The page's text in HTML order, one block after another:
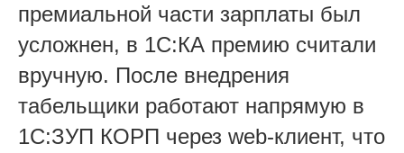
премиальной части зарплаты был
усложнен, в 1С:КА премию считали
вручную. После внедрения
табельщики работают напрямую в
1С:ЗУП КОРП через web-клиент, что